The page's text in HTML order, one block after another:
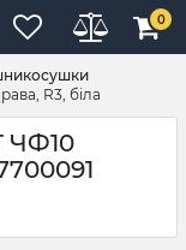
0
R3, біла
ЧФ10